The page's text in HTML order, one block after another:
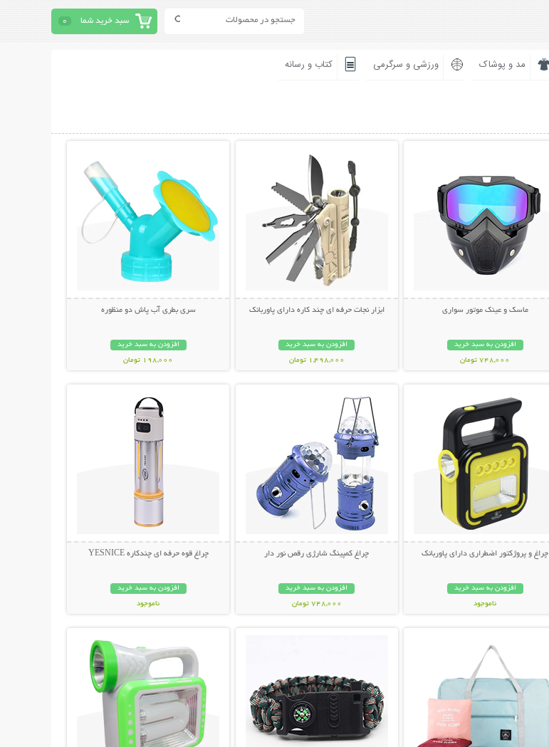
سبد خرید شما 0
مد و پوشاک ورزشی و سرگرمی کتاب و رسانه
ماسک و عینک موتور سواری
افزودن به سبد خرید
748,000 تومان
ابزار نجات حرفه ای چند کاره دارای پاوربانک
افزودن به سبد خرید
1,498,000 تومان
سری بطری آب پاش دو منظوره
افزودن به سبد خرید
198,000 تومان
چراغ و پروژکتور اضطراری دارای پاوربانک
افزودن به سبد خرید
ناموجود
چراغ کمپینگ شارژی رقص نور دار
افزودن به سبد خرید
748,000 تومان
چراغ قوه حرفه ای چندکاره YESNICE
افزودن به سبد خرید
ناموجود